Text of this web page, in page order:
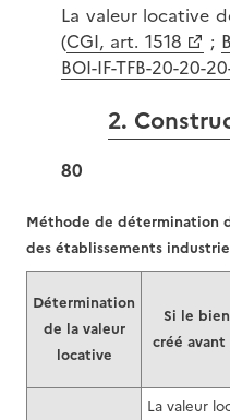
La valeur locative
(CGI, art. 1518 ;
BOI-IF-TFB-20-20-
2.
80
Méthode de détermination
des établissements
Détermination
de la valeur
locative
Si le
créé avant
La valeur